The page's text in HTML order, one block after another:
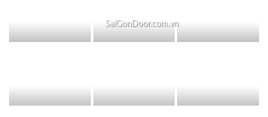
SaiGonDoor.com.vn